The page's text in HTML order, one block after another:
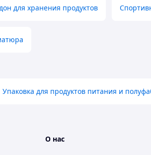
для хранения продуктов
Упаковка для продуктов питания и
О нас